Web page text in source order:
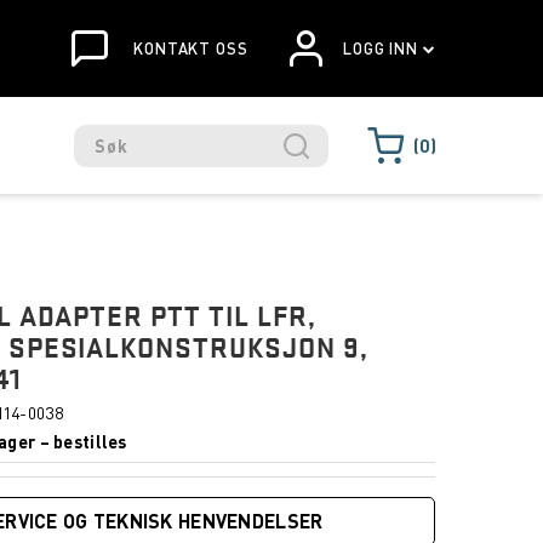
KONTAKT OSS LOGG INN
0
ADAPTER PTT TIL LFR,
SPESIALKONSTRUKSJON 9,
0038
– bestilles
OG TEKNISK HENVENDELSER